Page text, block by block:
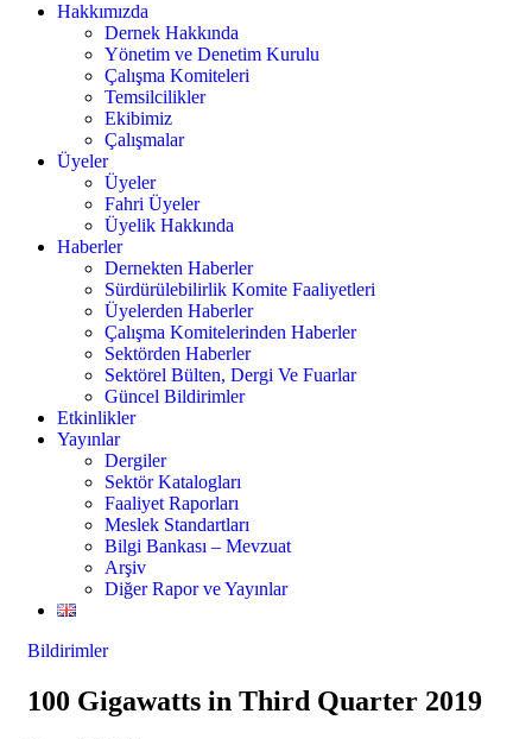
Hakkımızda
Dernek Hakkında
Yönetim ve Denetim Kurulu
Çalışma Komiteleri
Temsilcilikler
Ekibimiz
Çalışmalar
Üyeler
Üyeler
Fahri Üyeler
Üyelik Hakkında
Haberler
Dernekten Haberler
Sürdürülebilirlik Komite Faaliyetleri
Üyelerden Haberler
Çalışma Komitelerinden Haberler
Sektörden Haberler
Sektörel Bülten, Dergi Ve Fuarlar
Güncel Bildirimler
Etkinlikler
Yayınlar
Dergiler
Sektör Katalogları
Faaliyet Raporları
Meslek Standartları
Bilgi Bankası – Mevzuat
Arşiv
Diğer Rapor ve Yayınlar
Bildirimler
100 Gigawatts in Third Quarter 2019